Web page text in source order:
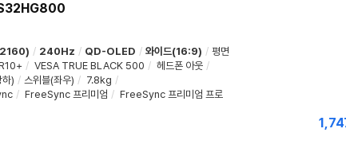
/ 240Hz / QD-OLED / 와이드(16:9) / 평면
/ VESA TRUE BLACK 500 / 헤드폰 아웃 /
하) / 스위블(좌우) / 7.8kg /
/ FreeSync 프리미엄 / FreeSync 프리미엄 프로